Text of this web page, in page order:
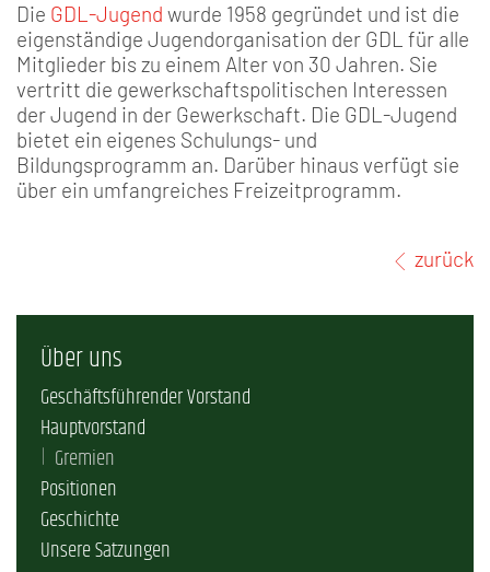
Die GDL-Jugend wurde 1958 gegründet und ist die
eigenständige Jugendorganisation der GDL für alle
Mitglieder bis zu einem Alter von 30 Jahren. Sie
vertritt die gewerkschaftspolitischen Interessen
der Jugend in der Gewerkschaft. Die GDL-Jugend
bietet ein eigenes Schulungs- und
Bildungsprogramm an. Darüber hinaus verfügt sie
über ein umfangreiches Freizeitprogramm.
zurück
Über uns
Geschäftsführender Vorstand
Hauptvorstand
Gremien
Positionen
Geschichte
Unsere Satzungen